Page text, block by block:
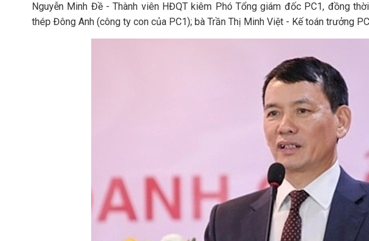
Nguyễn Minh Đề - Thành viên HĐQT kiêm Phó Tổng giám đốc PC1, đồng
thép Đông Anh (công ty con của PC1); bà Trần Thị Minh Việt - Kế toán trưởng